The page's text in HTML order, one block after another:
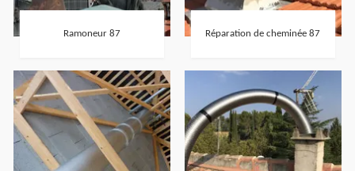
Ramoneur 87 Réparation de cheminée 87